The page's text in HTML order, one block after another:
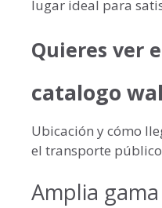
lugar ideal para
Quieres ver
catalogo
Ubicación y cómo
el transporte
Amplia